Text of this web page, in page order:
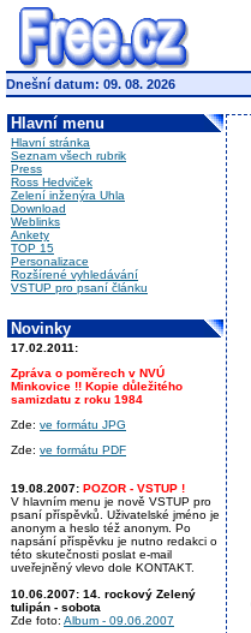
Dnešní datum: 09. 08. 2026
Hlavní menu
Hlavní stránka
Seznam všech rubrik
Press
Ross Hedviček
Zelení inženýra Uhla
Download
Weblinks
Ankety
TOP 15
Personalizace
Rozšírené vyhledávání
VSTUP pro psaní článku
Novinky
17.02.2011:
Zpráva o poměrech v NVÚ
Minkovice !! Kopie důležitého
samizdatu z roku 1984
Zde: ve formátu JPG
Zde: ve formátu PDF
19.08.2007: POZOR - VSTUP !
V hlavním menu je nově VSTUP pro
psaní příspěvků. Uživatelské jméno je
anonym a heslo též anonym. Po
napsání příspěvku je nutno redakci o
této skutečnosti poslat e-mail
uveřejněný vlevo dole KONTAKT.
10.06.2007: 14. rockový Zelený
tulipán - sobota
Zde foto: Album - 09.06.2007